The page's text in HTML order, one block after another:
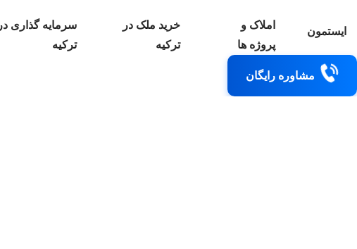
ایستمون
املاک و
پروژه ها
خرید ملک در
ترکیه
سرمایه گذاری در
ترکیه
مشاوره رایگان